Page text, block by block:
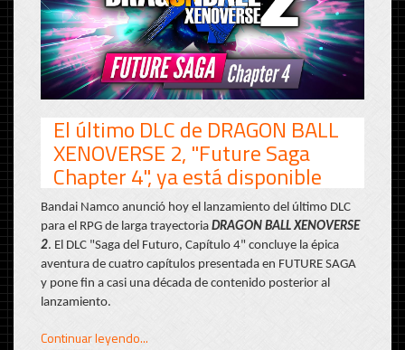
El último DLC de DRAGON BALL
XENOVERSE 2, "Future Saga
Chapter 4", ya está disponible
Bandai Namco anunció hoy el lanzamiento del último DLC
para el RPG de larga trayectoria DRAGON BALL XENOVERSE
2. El DLC "Saga del Futuro, Capítulo 4" concluye la épica
aventura de cuatro capítulos presentada en FUTURE SAGA
y pone fin a casi una década de contenido posterior al
lanzamiento.
Continuar leyendo...